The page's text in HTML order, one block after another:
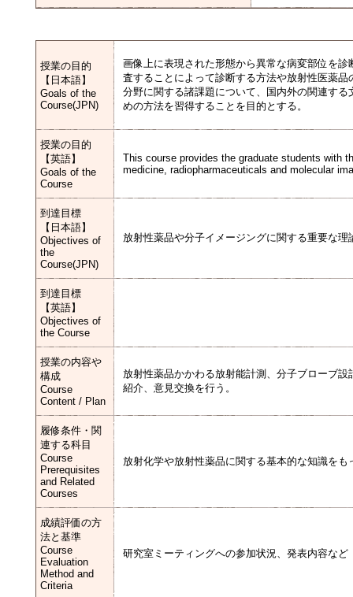
授業の目的
【日本語】
Goals of the
Course(JPN)
画像上に表現された形態から異常な病変部位を
査することによって診断する方法や放射性医薬
分野に関する諸課題について、国内外の関連す
めの方法を習得することを目的とする。
授業の目的
【英語】
Goals of the
Course
This course provides the graduate students with
medicine, radiopharmaceuticals and molecular
到達目標
【日本語】
Objectives of
the
Course(JPN)
放射性薬品や分子イメージングに関する重要な
到達目標
【英語】
Objectives of
the Course
授業の内容や
構成
Course
Content / Plan
放射性薬品かかわる放射能計測、分子ブローブ
紹介、意見交換を行う。
履修条件・関
連する科目
Course
Prerequisites
and Related
Courses
放射化学や放射性薬品に関する基本的な知識をも
成績評価の方
法と基準
Course
Evaluation
Method and
Criteria
研究室ミーティングへの参加状況、発表内容など